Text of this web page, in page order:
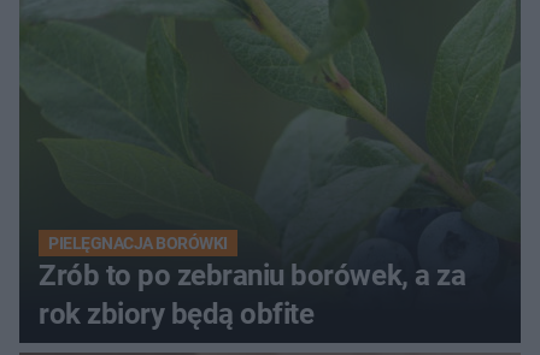
PIELĘGNACJA BORÓWKI
Zrób to po zebraniu borówek, a za
rok zbiory będą obfite